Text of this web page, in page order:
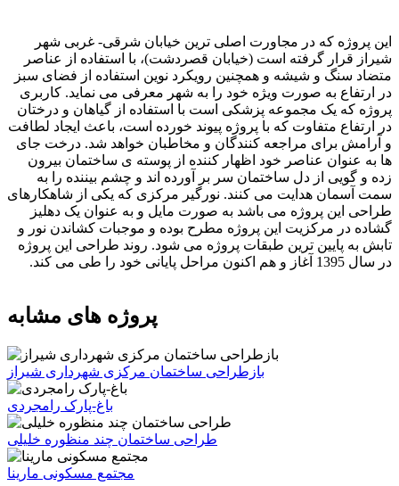
این پروژه که در مجاورت اصلی ترین خیابان شرقی- غربی شهر
شیراز قرار گرفته است (خیابان قصردشت)، با استفاده از عناصر
متضاد سنگ و شیشه و همچنین رویکرد نوین استفاده از فضای سبز
در ارتفاع به صورت ویژه خود را به شهر معرفی می نماید. کاربری
پروژه که یک مجموعه پزشکی است با استفاده از گیاهان و درختان
در ارتفاع متفاوت که با پروژه پیوند خورده است، باعث ایجاد لطافت
و آرامش برای مراجعه کنندگان و مخاطبان خواهد شد. درخت جای
ها به عنوان عناصر خود اظهار کننده از پوسته ی ساختمان بیرون
زده و گویی از دل ساختمان سر بر آورده اند و چشم بیننده را به
سمت آسمان هدایت می کنند. نورگیر مرکزی که یکی از شاهکارهای
طراحی این پروژه می باشد به صورت مایل و به عنوان یک دهلیز
گشاده در مرکزیت این پروژه مطرح بوده و موجبات کشاندن نور و
تابش به پایین ترین طبقات پروژه می شود. روند طراحی این پروژه
در سال 1395 آغاز و هم اکنون مراحل پایانی خود را طی می کند.
پروژه های مشابه
بازطراحی ساختمان مرکزی شهرداری شیراز
باغ-پارک رامجردی
طراحی ساختمان چند منظوره خلیلی
مجتمع مسکونی مارینا